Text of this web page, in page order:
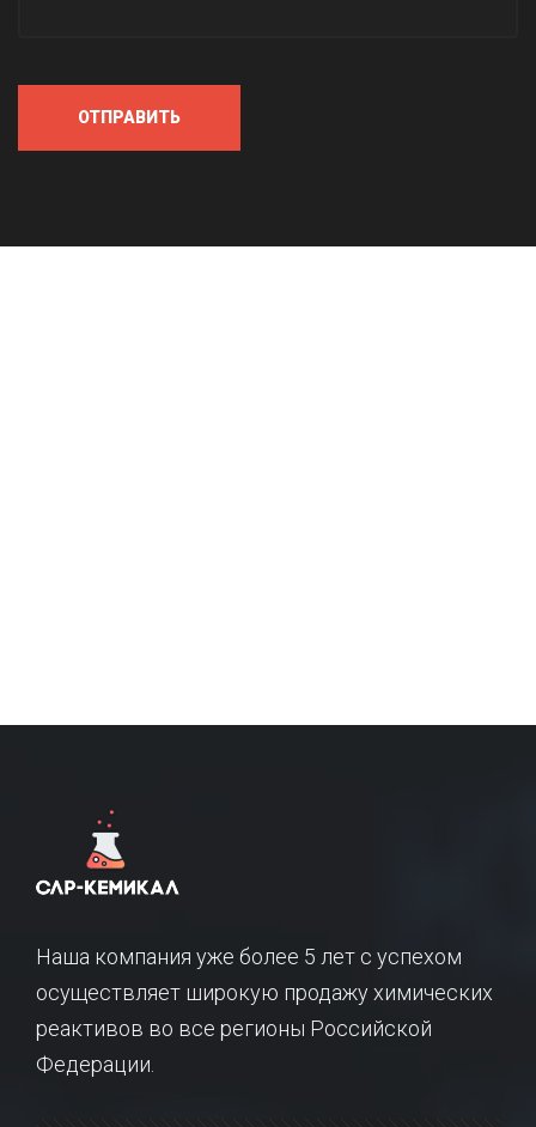
ОТПРАВИТЬ
Наша компания уже более 5 лет с успехом
осуществляет широкую продажу химических
реактивов во все регионы Российской
Федерации.